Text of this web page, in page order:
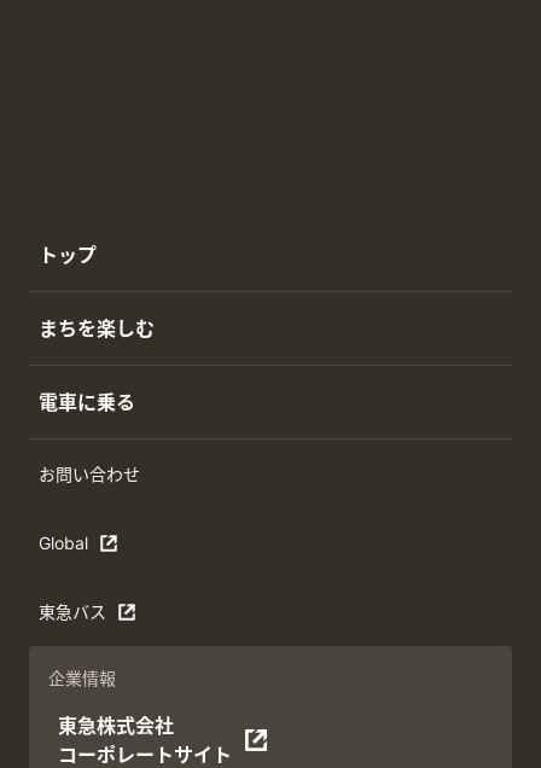
トップ
まちを楽しむ
電車に乗る
お問い合わせ
Global
東急バス
企業情報
東急株式会社
コーポレートサイト